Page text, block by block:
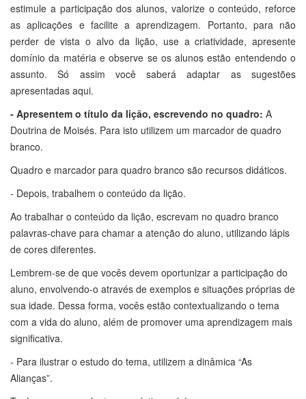
estimule a participação dos alunos, valorize o conteúdo, reforce
as aplicações e facilite a aprendizagem. Portanto, para não
perder de vista o alvo da lição, use a criatividade, apresente
domínio da matéria e observe se os alunos estão entendendo o
assunto. Só assim você saberá adaptar as sugestões
apresentadas aqui.
- Apresentem o título da lição, escrevendo no quadro: A
Doutrina de Moisés. Para isto utilizem um marcador de quadro
branco.
Quadro e marcador para quadro branco são recursos didáticos.
- Depois, trabalhem o conteúdo da lição.
Ao trabalhar o conteúdo da lição, escrevam no quadro branco
palavras-chave para chamar a atenção do aluno, utilizando lápis
de cores diferentes.
Lembrem-se de que vocês devem oportunizar a participação do
aluno, envolvendo-o através de exemplos e situações próprias de
sua idade. Dessa forma, vocês estão contextualizando o tema
com a vida do aluno, além de promover uma aprendizagem mais
significativa.
- Para ilustrar o estudo do tema, utilizem a dinâmica “As
Alianças”.